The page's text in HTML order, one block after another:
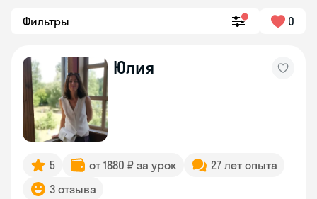
Фильтры 0
Юлия
5 от 1880 ₽ за урок
27 лет опыта
3 отзыва